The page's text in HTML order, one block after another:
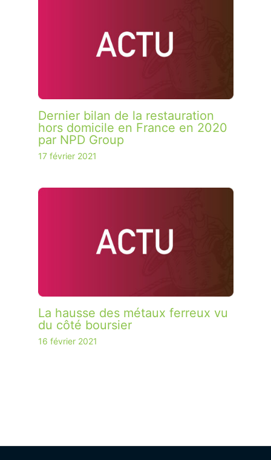
Dernier bilan de la restauration
hors domicile en France en 2020
par NPD Group
17 février 2021
La hausse des métaux ferreux vu
du côté boursier
16 février 2021